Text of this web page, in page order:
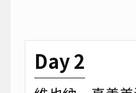
Day 2